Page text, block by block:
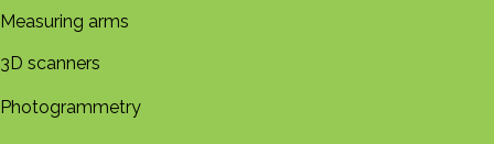
Measuring arms
3D s​​canners
Photogrammetry